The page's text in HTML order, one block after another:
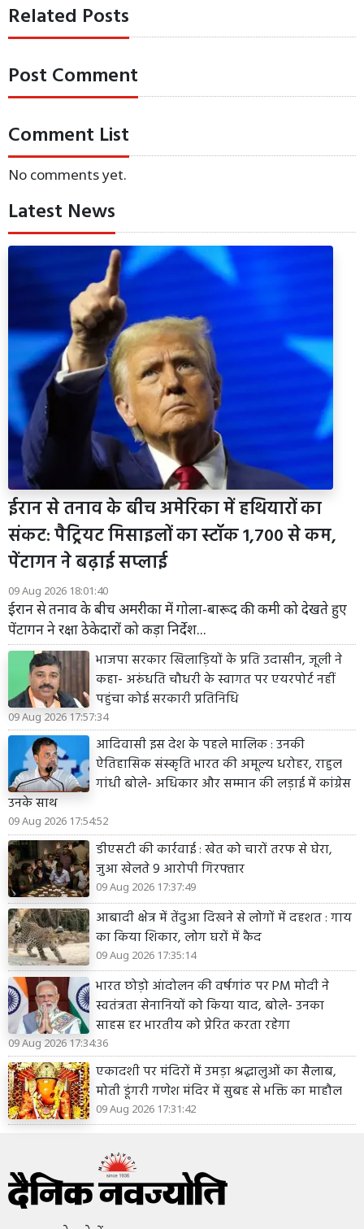
Related Posts
Post Comment
Comment List
No comments yet.
Latest News
ईरान से तनाव के बीच अमेरिका में हथियारों का
संकट: पैट्रियट मिसाइलों का स्टॉक 1,700 से कम,
पेंटागन ने बढ़ाई सप्लाई
09 Aug 2026 18:01:40
ईरान से तनाव के बीच अमरीका में गोला-बारूद की कमी को देखते हुए
पेंटागन ने रक्षा ठेकेदारों को कड़ा निर्देश...
भाजपा सरकार खिलाड़ियों के प्रति उदासीन, जूली ने
कहा- अरुंधति चौधरी के स्वागत पर एयरपोर्ट नहीं
पहुंचा कोई सरकारी प्रतिनिधि
09 Aug 2026 17:57:34
आदिवासी इस देश के पहले मालिक : उनकी
ऐतिहासिक संस्कृति भारत की अमूल्य धरोहर, राहुल
गांधी बोले- अधिकार और सम्मान की लड़ाई में कांग्रेस
उनके साथ
09 Aug 2026 17:54:52
डीएसटी की कार्रवाई : खेत को चारों तरफ से घेरा,
जुआ खेलते 9 आरोपी गिरफ्तार
09 Aug 2026 17:37:49
आबादी क्षेत्र में तेंदुआ दिखने से लोगों में दहशत : गाय
का किया शिकार, लोग घरों में कैद
09 Aug 2026 17:35:14
भारत छोड़ो आंदोलन की वर्षगांठ पर PM मोदी ने
स्वतंत्रता सेनानियों को किया याद, बोले- उनका
साहस हर भारतीय को प्रेरित करता रहेगा
09 Aug 2026 17:34:36
एकादशी पर मंदिरों में उमड़ा श्रद्धालुओं का सैलाब,
मोती डूंगरी गणेश मंदिर में सुबह से भक्ति का माहौल
09 Aug 2026 17:31:42